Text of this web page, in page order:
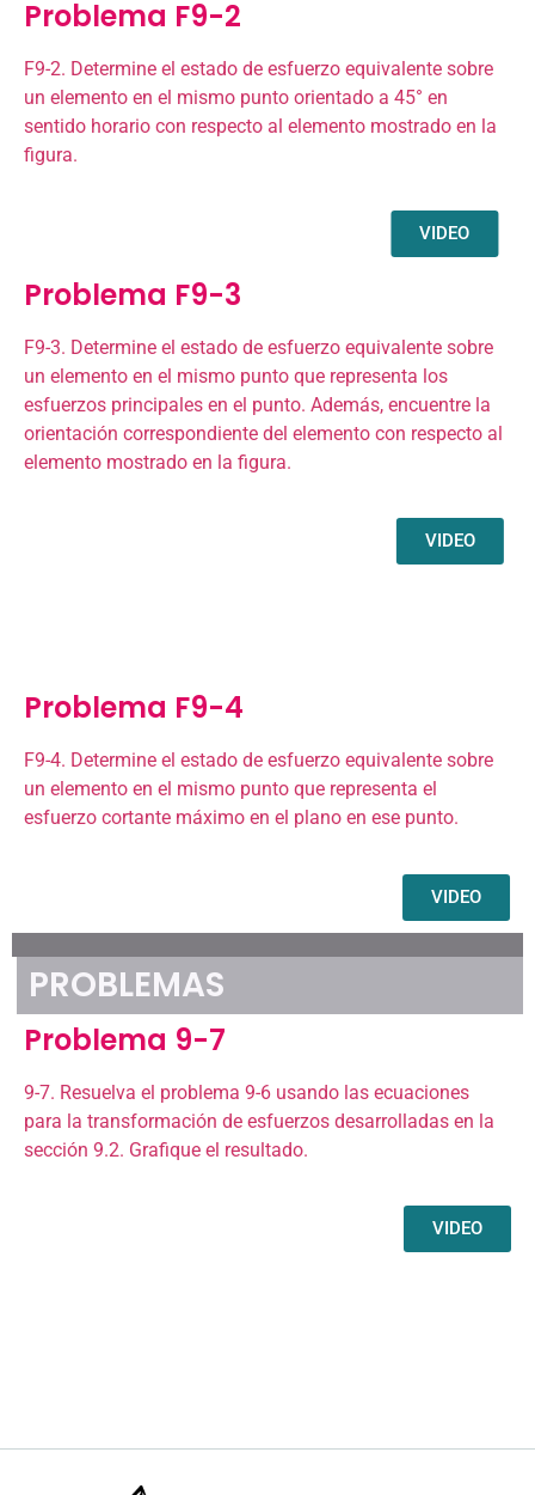
Problema F9-2
F9-2. Determine el estado de esfuerzo equivalente sobre
un elemento en el mismo punto orientado a 45° en
sentido horario con respecto al elemento mostrado en la
figura.
VIDEO
Problema F9-3
F9-3. Determine el estado de esfuerzo equivalente sobre
un elemento en el mismo punto que representa los
esfuerzos principales en el punto. Además, encuentre la
orientación correspondiente del elemento con respecto al
elemento mostrado en la figura.
VIDEO
Problema F9-4
F9-4. Determine el estado de esfuerzo equivalente sobre
un elemento en el mismo punto que representa el
esfuerzo cortante máximo en el plano en ese punto.
VIDEO
PROBLEMAS
Problema 9-7
9-7. Resuelva el problema 9-6 usando las ecuaciones
para la transformación de esfuerzos desarrolladas en la
sección 9.2. Grafique el resultado.
VIDEO